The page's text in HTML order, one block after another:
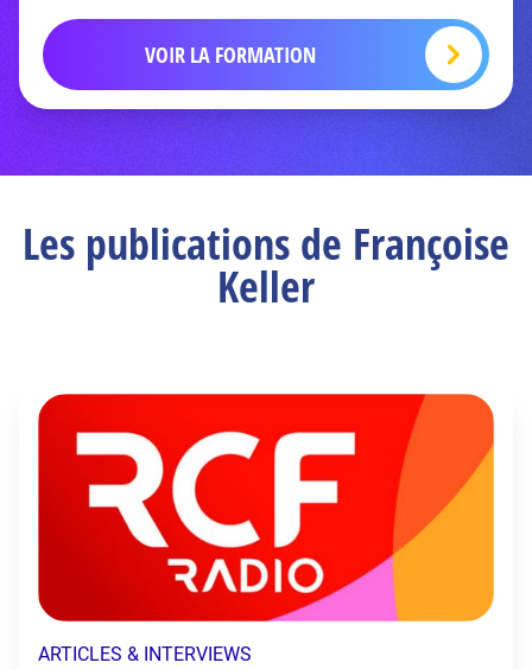
VOIR LA FORMATION
Les publications de Françoise
Keller
ARTICLES & INTERVIEWS